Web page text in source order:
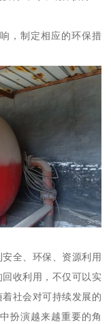
，制定相应的环保措
全、环保、资源利用
收利用，不仅可以实
社会对可持续发展的
扮演越来越重要的角